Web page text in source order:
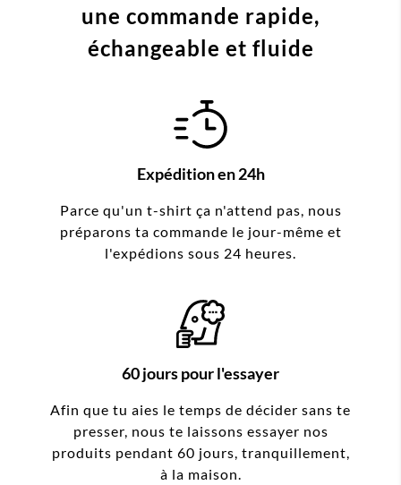
une commande rapide,
échangeable et fluide
Expédition en 24h
Parce qu'un t-shirt ça n'attend pas, nous
préparons ta commande le jour-même et
l'expédions sous 24 heures.
60 jours pour l'essayer
Afin que tu aies le temps de décider sans te
presser, nous te laissons essayer nos
produits pendant 60 jours, tranquillement,
à la maison.